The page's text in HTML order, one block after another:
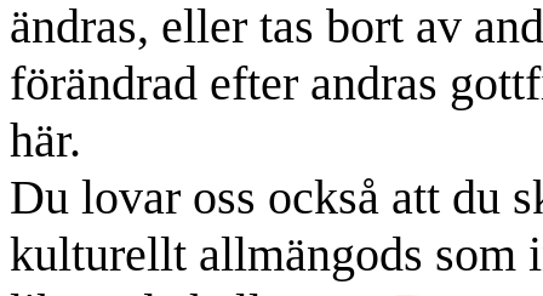
ändras, eller tas bort av
förändrad efter andras
här.
Du lovar oss också att du
kulturellt allmängods som